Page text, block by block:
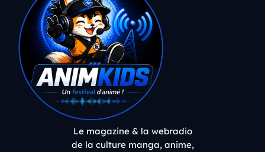
Le magazine & la webradio
de la culture manga, anime,